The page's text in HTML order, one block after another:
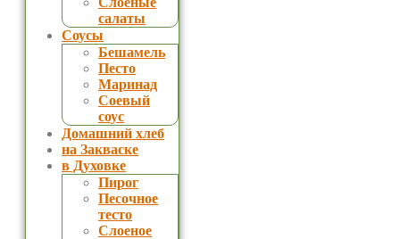
салаты
Соусы
Бешамель
Песто
Маринад
Соевый
соус
Домашний хлеб
на Закваске
в Духовке
Пирог
Песочное
тесто
Слоеное